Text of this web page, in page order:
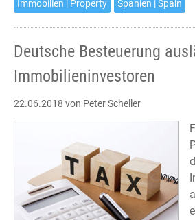
Immobilien | Property
Spanien | Spain
Deutsche Besteuerung
Immobilieninvestoren
22.06.2018 von Peter Scheller